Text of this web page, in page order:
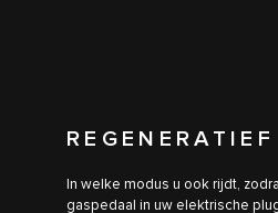
In welke modus u ook rijdt,
gaspedaal in uw elektrische